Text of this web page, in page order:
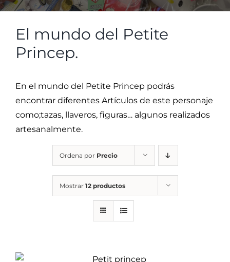
El mundo del Petite
Princep.
En el mundo del Petite Princep podrás
encontrar diferentes Artículos de este personaje
como;tazas, llaveros, figuras… algunos realizados
artesanalmente.
Ordena por Precio
Mostrar 12 productos